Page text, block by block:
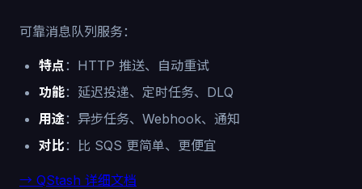
可靠消息队列服务：
特点 ：HTTP 推送、自动重试
功能：延迟投递、定时任务、DLQ
用途：异步任务、Webhook、通知
对比 ：比 SQS 更简单、更便宜
→ QStash 详细文档